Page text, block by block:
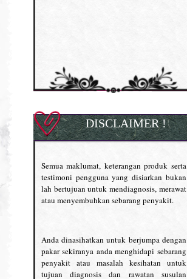
DISCLAIMER !
Semua maklumat, keterangan produk serta
testimoni pengguna yang disiarkan bukan
lah bertujuan untuk mendiagnosis, merawat
atau menyembuhkan sebarang penyakit.
Anda dinasihatkan untuk berjumpa dengan
pakar sekiranya anda menghidapi sebarang
penyakit atau masalah kesihatan untuk
tujuan diagnosis dan rawatan susulan